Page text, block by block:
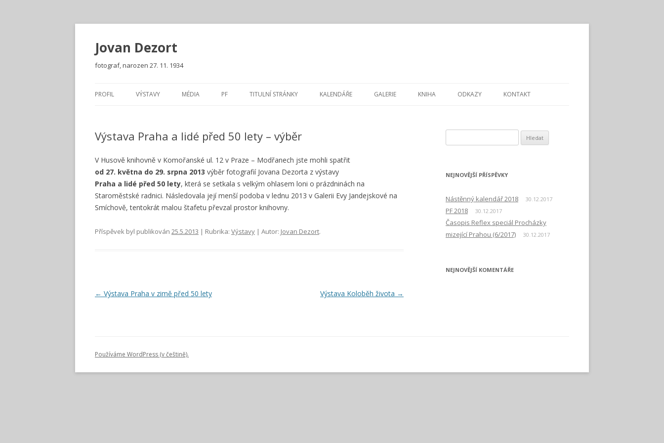
Jovan Dezort
fotograf, narozen 27. 11. 1934
k
PROFIL VÝSTAVY MÉDIA PF TITULNÍ STRÁNKY KALENDÁŘE GALERIE KNIHA ODKAZY KONTAKT
Výstava Praha a lidé před 50 lety – výběr
V Husově knihovně v Komořanské ul. 12 v Praze – Modřanech jste mohli spatřit
od 27. května do 29. srpna 2013 výběr fotografií Jovana Dezorta z výstavy
Praha a lidé před 50 lety, která se setkala s velkým ohlasem loni o prázdninách na
Staroměstské radnici. Následovala její menší podoba v lednu 2013 v Galerii Evy Jandejskové na
Smíchově, tentokrát malou štafetu převzal prostor knihovny.
Příspěvek byl publikován 25.5.2013 | Rubrika: Výstavy | Autor: Jovan Dezort.
Navigace
← Výstava Praha v zimě před 50 lety Výstava Koloběh života →
NEJNOVĚJŠÍ PŘÍSPĚVKY
Nástěnný kalendář 2018 30.12.2017
PF 2018 30.12.2017
Časopis Reflex speciál Procházky
mizející Prahou (6/2017)
30.12.2017
NEJNOVĚJŠÍ KOMENTÁŘE
Používáme WordPress (v češtině).